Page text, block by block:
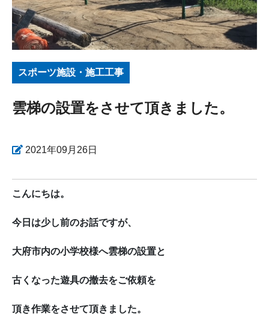
スポーツ施設・施工工事
雲梯の設置をさせて頂きました。
2021年09月26日
こんにちは。
今日は少し前のお話ですが、
大府市内の小学校様へ雲梯の設置と
古くなった遊具の撤去をご依頼を